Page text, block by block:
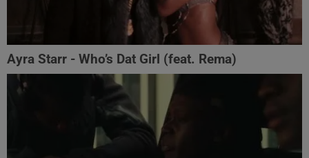
Ayra Starr - Who’s Dat Girl (feat. Rema)